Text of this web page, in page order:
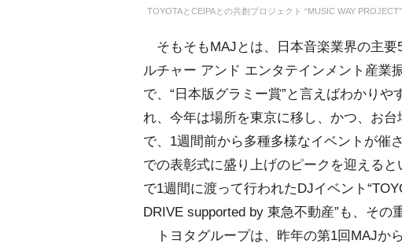
TOYOTAとCEIPAとの共創プロジェクト “MUSIC WAY PROJECT”
そもそもMAJとは、日本音楽業界の主要
ルチャー アンド エンタテインメント産業
で、“日本版グラミー賞”と言えばわかり
れ、今年は場所を東京に移し、かつ、お
で、1週間前から多種多様なイベントが催
での表彰式に盛り上げのピークを迎える
で1週間に渡って行われたDJイベント
DRIVE supported by 東急不動産”も、その
トヨタグループは、昨年の第1回MAJか